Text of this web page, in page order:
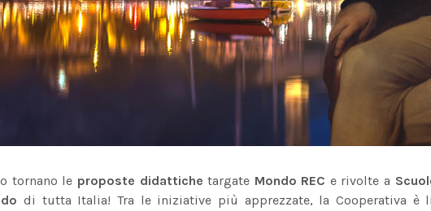
tornano le proposte didattiche targate Mondo REC e rivolte a
di tutta Italia! Tra le iniziative più apprezzate, la Cooperativa è